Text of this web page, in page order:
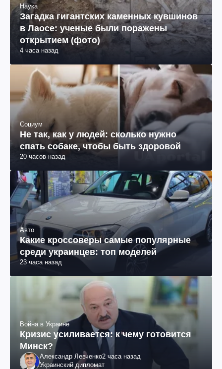
Наука
Загадка гигантских каменных кувшинов
в Лаосе: ученые были поражены
открытием (фото)
4 часа назад
Социум
Не так, как у людей: сколько нужно
спать собаке, чтобы быть здоровой
20 часов назад
Авто
Какие кроссоверы самые популярные
среди украинцев: топ моделей
23 часа назад
Война в Украине
Кризис усиливается: к чему готовится
Минск?
Александр Левченко2 часа назад
Украинский дипломат